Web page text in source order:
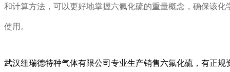
和计算方法，可以更好地掌握六氟化硫的重量概念，确保该
使用。
武汉纽瑞德特种气体有限公司专业生产销售六氟化硫，有正